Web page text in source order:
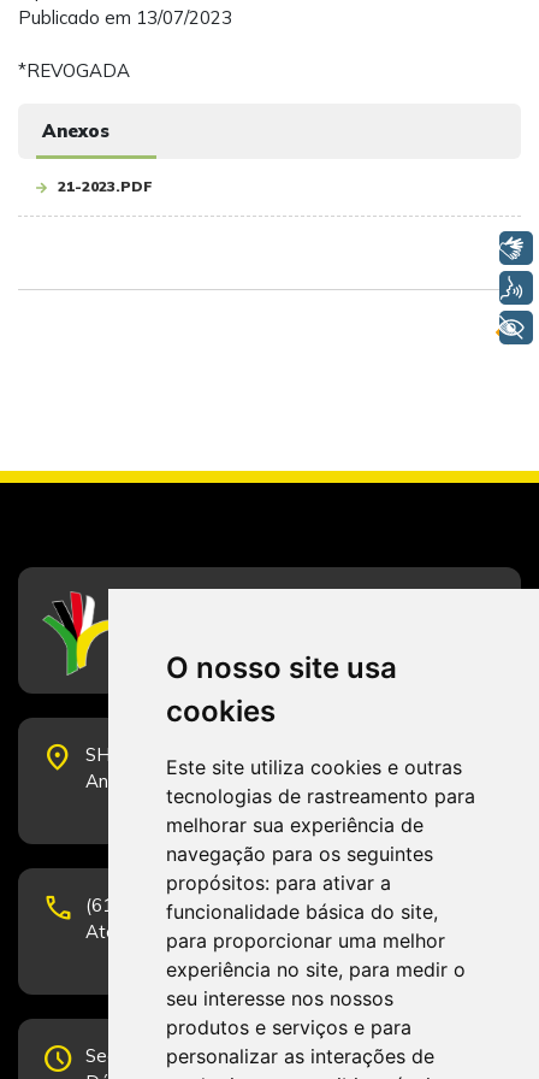
O nosso site usa
cookies
Este site utiliza cookies e outras
tecnologias de rastreamento para
melhorar sua experiência de
navegação para os seguintes
propósitos: para ativar a
funcionalidade básica do site,
para proporcionar uma melhor
experiência no site, para medir o
seu interesse nos nossos
produtos e serviços e para
personalizar as interações de
Publicado em 13/07/2023
*REVOGADA
Anexos
21-2023.PDF
place
SHS Quadra 6, Bloco E, Complexo Brasil 21, 20º
Andar, Sala 2001 - CEP 70322-915 - Brasília/DF
phone
(61) 3223-1652 e (61) 98131-3801.
Atendimento por telefone em horário comercial
schedule Segunda-feira a Sexta-feira de 12h às 19h.
Voz